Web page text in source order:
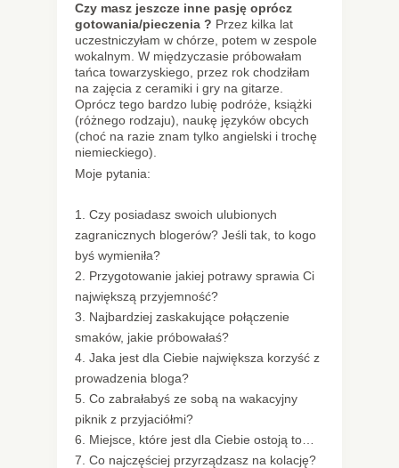
Czy masz jeszcze inne pasję oprócz
gotowania/pieczenia ? Przez kilka lat
uczestniczyłam w chórze, potem w zespole
wokalnym. W międzyczasie próbowałam
tańca towarzyskiego, przez rok chodziłam
na zajęcia z ceramiki i gry na gitarze.
Oprócz tego bardzo lubię podróże, książki
(różnego rodzaju), naukę języków obcych
(choć na razie znam tylko angielski i trochę
niemieckiego).
Moje pytania:
1. Czy posiadasz swoich ulubionych
zagranicznych blogerów? Jeśli tak, to kogo
byś wymieniła?
2. Przygotowanie jakiej potrawy sprawia Ci
największą przyjemność?
3. Najbardziej zaskakujące połączenie
smaków, jakie próbowałaś?
4. Jaka jest dla Ciebie największa korzyść z
prowadzenia bloga?
5. Co zabrałabyś ze sobą na wakacyjny
piknik z przyjaciółmi?
6. Miejsce, które jest dla Ciebie ostoją to…
7. Co najczęściej przyrządzasz na kolację?